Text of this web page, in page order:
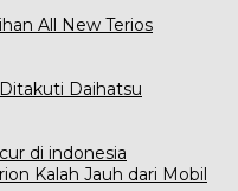
All New Terios
Daihatsu
Kalah Jauh dari Mobil